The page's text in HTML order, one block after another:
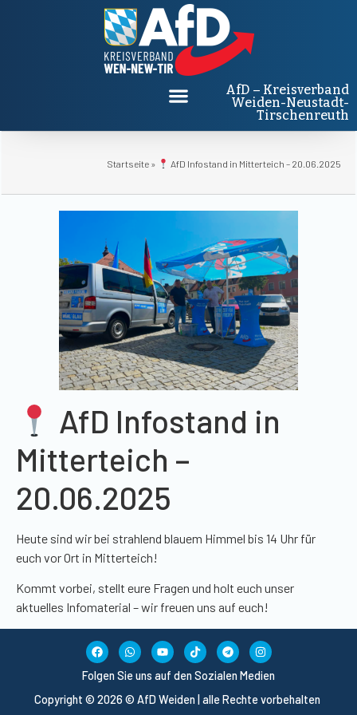
AfD – Kreisverband
Weiden-Neustadt-
Tirschenreuth
Startseite » AfD Infostand in Mitterteich – 20.06.2025
AfD Infostand in
Mitterteich –
20.06.2025
Heute sind wir bei strahlend blauem Himmel bis 14 Uhr für
euch vor Ort in Mitterteich!
Kommt vorbei, stellt eure Fragen und holt euch unser
aktuelles Infomaterial – wir freuen uns auf euch!
Copyright © 2026 © AfD Weiden | alle Rechte vorbehalten
Folgen Sie uns auf den Sozialen Medien